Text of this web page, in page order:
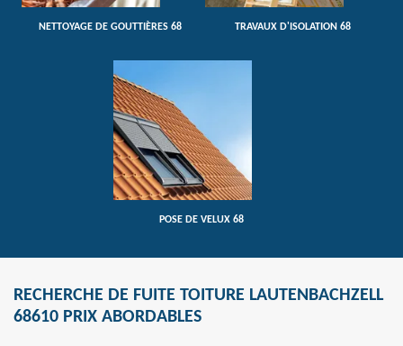
NETTOYAGE DE GOUTTIÈRES 68 TRAVAUX D'ISOLATION 68
POSE DE VELUX 68
RECHERCHE DE FUITE TOITURE LAUTENBACHZELL
68610 PRIX ABORDABLES